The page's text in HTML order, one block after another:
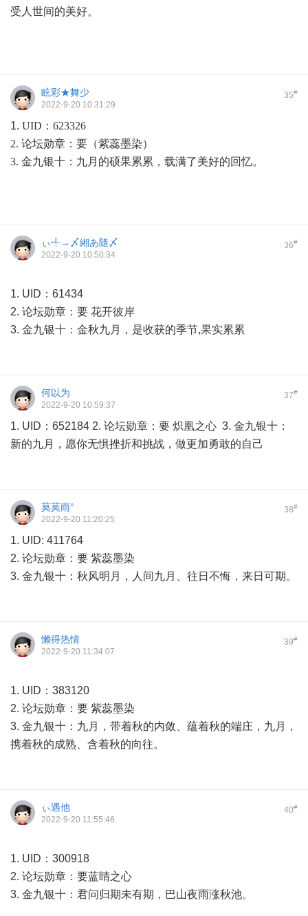
受人世间的美好。
35#
眩彩★舞少
2022-9-20 10:31:29
1. UID：623326
2. 论坛勋章：要（紫蕊墨染）
3. 金九银十：九月的硕果累累，载满了美好的回忆。
36#
ぃ╃→〆緗あ隨〆
2022-9-20 10:50:34
1. UID：61434
2. 论坛勋章：要 花开彼岸
3. 金九银十：金秋九月，是收获的季节,果实累累
37#
何以为
2022-9-20 10:59:37
1. UID：652184 2. 论坛勋章：要 炽凰之心 3. 金九银十：
新的九月，愿你无惧挫折和挑战，做更加勇敢的自己
38#
莫莫雨°
2022-9-20 11:20:25
1. UID: 411764
2. 论坛勋章：要 紫蕊墨染
3. 金九银十：秋风明月，人间九月、往日不悔，来日可期。
39#
懒得热情
2022-9-20 11:34:07
1. UID：383120
2. 论坛勋章：要 紫蕊墨染
3. 金九银十：九月，带着秋的内敛、蕴着秋的端庄，九月，
携着秋的成熟、含着秋的向往。
40#
ぃ遇他
2022-9-20 11:55:46
1. UID：300918
2. 论坛勋章：要蓝睛之心
3. 金九银十：君问归期未有期，巴山夜雨涨秋池。